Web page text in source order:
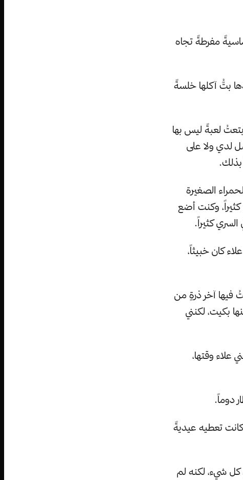
مفرطةً تجاه
بتُّ آكلها خلسةً
لعبةً ليس بها
لدي ولا على
بذلك.
الصغيرة
وكنت أضع
كثيراً.
كان خبيثاً،
فيها آخر ذرةٍ من
بكيت، لكنني
علاء وقتها،
دوماً.
تعطيه عيديةً
كل شيء، لكنه لم